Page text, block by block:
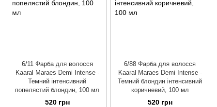
6/11 Фарба для волосся
Kaaral Maraes Demi Intense -
Темний інтенсивний
попелястий блондин, 100 мл
520 грн
6/88 Фарба для волосся
Kaaral Maraes Demi Intense -
Темний блондин інтенсивний
коричневий, 100 мл
520 грн